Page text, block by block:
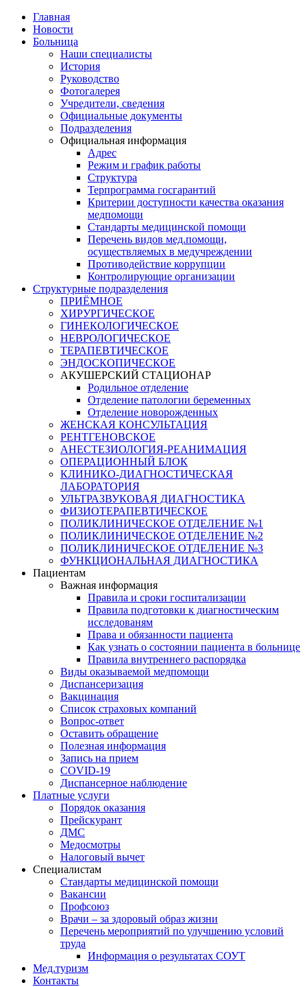
Главная
Новости
Больница
Наши специалисты
История
Руководство
Фотогалерея
Учредители, сведения
Официальные документы
Подразделения
Официальная информация
Адрес
Режим и график работы
Структура
Терпрограмма госгарантий
Критерии доступности качества оказания
медпомощи
​Стандарты медицинской помощи
Перечень видов мед.помощи,
осуществляемых в медучреждении
Противодействие коррупции
Контролирующие организации
Структурные подразделения
ПРИЁМНОЕ
ХИРУРГИЧЕСКОЕ
ГИНЕКОЛОГИЧЕСКОЕ
НЕВРОЛОГИЧЕСКОЕ
ТЕРАПЕВТИЧЕСКОЕ
ЭНДОСКОПИЧЕСКОЕ
АКУШЕРСКИЙ СТАЦИОНАР
Родильное отделение
Отделение патологии беременных
Отделение новорожденных
ЖЕНСКАЯ КОНСУЛЬТАЦИЯ
РЕНТГЕНОВСКОЕ
АНЕСТЕЗИОЛОГИЯ-РЕАНИМАЦИЯ
ОПЕРАЦИОННЫЙ БЛОК
КЛИНИКО-ДИАГНОСТИЧЕСКАЯ
ЛАБОРАТОРИЯ
УЛЬТРАЗВУКОВАЯ ДИАГНОСТИКА
ФИЗИОТЕРАПЕВТИЧЕСКОЕ
ПОЛИКЛИНИЧЕСКОЕ ОТДЕЛЕНИЕ №1
ПОЛИКЛИНИЧЕСКОЕ ОТДЕЛЕНИЕ №2
ПОЛИКЛИНИЧЕСКОЕ ОТДЕЛЕНИЕ №3
ФУНКЦИОНАЛЬНАЯ ДИАГНОСТИКА
Пациентам
Важная информация
Правила и сроки госпитализации
Правила подготовки к диагностическим
исследованям
Права и обязанности пациента
Как узнать о состоянии пациента в больнице
Правила внутреннего распорядка
Виды оказываемой медпомощи
Диспансеризация
Вакцинация
Список страховых компаний
Вопрос-ответ
Оставить обращение
Полезная информация
Запись на прием
COVID-19
Диспансерное наблюдение
Платные услуги
Порядок оказания
Прейскурант
ДМС
Медосмотры
Налоговый вычет
Специалистам
Стандарты медицинской помощи
Вакансии
Профсоюз
Врачи – за здоровый образ жизни
Перечень мероприятий по улучшению условий
труда
Информация о результатах СОУТ
Мед.туризм
Контакты